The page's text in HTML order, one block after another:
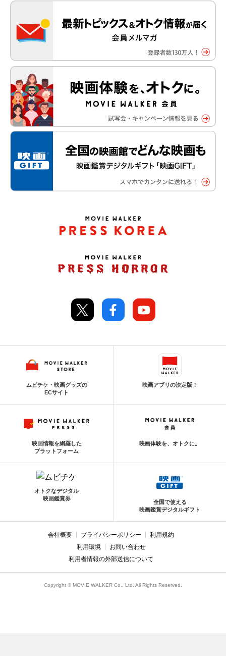
ムビチケ・映画グッズの
ECサイト
映画アプリの決定版！
映画情報を網羅した
プラットフォーム
映画体験を、オトクに。
オトクなデジタル
映画鑑賞券
全国で使える
映画鑑賞デジタルギフト
会社概要 プライバシーポリシー
利用規約
利用環境
お問い合わせ
利用者情報の外部送信について
Copyright © MOVIE WALKER Co., Ltd. All Rights Reserved.